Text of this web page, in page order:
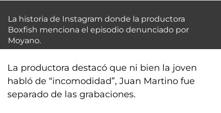
La historia de Instagram donde la productora
Boxfish menciona el episodio denunciado por
Moyano.
La productora destacó que ni bien la joven
habló de “incomodidad”, Juan Martino fue
separado de las grabaciones.